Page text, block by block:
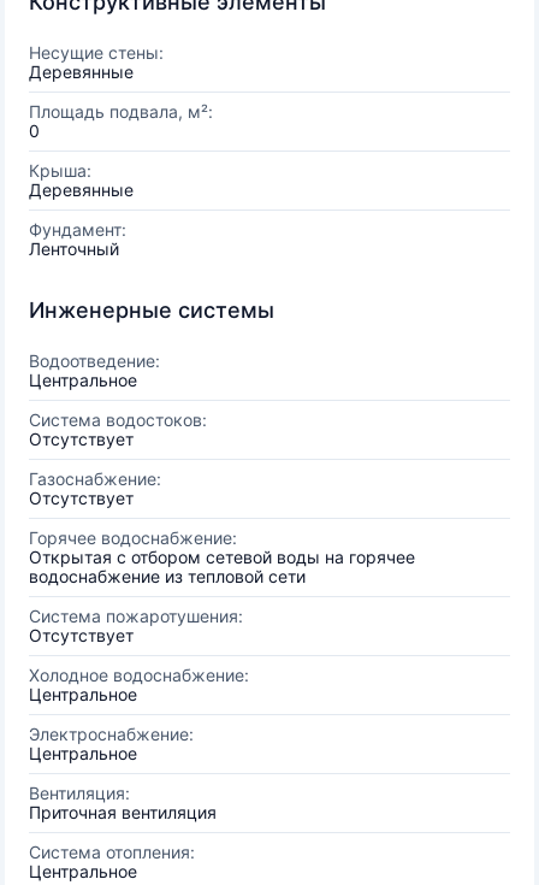
Несущие стены:
Деревянные
Площадь подвала, м²:
0
Крыша:
Деревянные
Фундамент:
Ленточный
Инженерные системы
Водоотведение:
Центральное
Система водостоков:
Отсутствует
Газоснабжение:
Отсутствует
Горячее водоснабжение:
Открытая с отбором сетевой воды на горячее
водоснабжение из тепловой сети
Система пожаротушения:
Отсутствует
Холодное водоснабжение:
Центральное
Электроснабжение:
Центральное
Вентиляция:
Приточная вентиляция
Система отопления:
Центральное